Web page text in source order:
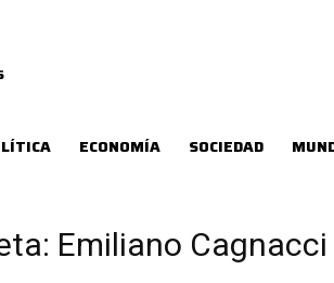
ECONOMÍA SOCIEDAD
Emiliano Cagnacci